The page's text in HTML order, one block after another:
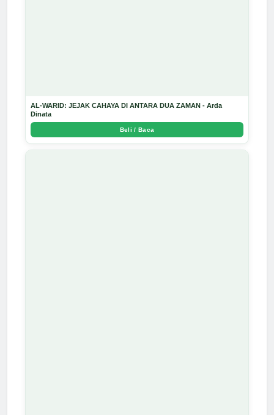
AL-WARID: JEJAK CAHAYA DI ANTARA DUA ZAMAN - Arda
Dinata
Beli / Baca